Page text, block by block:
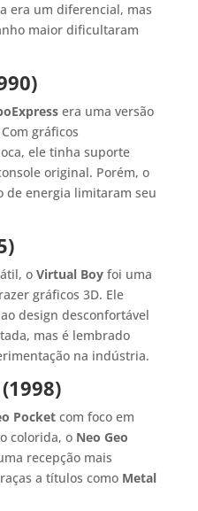
era um diferencial, mas
maior dificultaram
era uma versão
gráficos
ele tinha suporte
original. Porém, o
de energia limitaram seu
o Virtual Boyfoi uma
gráficos 3D. Ele
design desconfortável
mas é lembrado
na indústria.
Pocketcom foco em
colorida, o Neo Geo
recepção mais
a títulos como Metal